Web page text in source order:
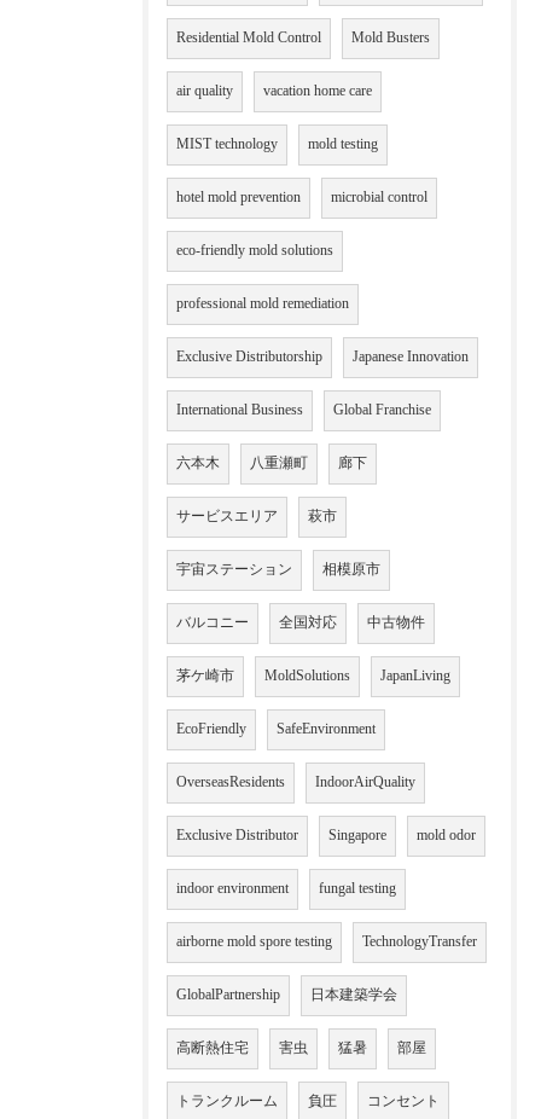
Residential Mold Control Mold Busters
air quality vacation home care
MIST technology mold testing
hotel mold prevention microbial control
eco-friendly mold solutions
professional mold remediation
Exclusive Distributorship Japanese Innovation
International Business Global Franchise
六本木 八重瀬町 廊下
サービスエリア 萩市
宇宙ステーション 相模原市
バルコニー 全国対応 中古物件
茅ケ崎市 MoldSolutions JapanLiving
EcoFriendly SafeEnvironment
OverseasResidents IndoorAirQuality
Exclusive Distributor Singapore mold odor
indoor environment fungal testing
airborne mold spore testing TechnologyTransfer
GlobalPartnership 日本建築学会
高断熱住宅 害虫 猛暑 部屋
トランクルーム 負圧 コンセント